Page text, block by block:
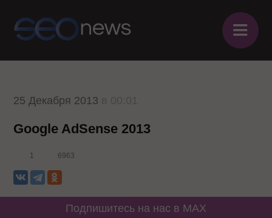
≡
25 Декабря 2013
Google AdSense 2013
1 6963
Подпишитесь на нас в MAX